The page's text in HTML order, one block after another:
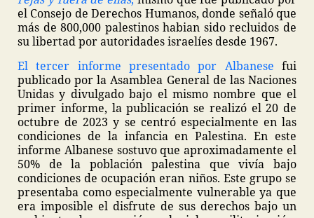
el Consejo de Derechos Humanos, donde señaló que
más de 800,000 palestinos habian sido recluidos de
su libertad por autoridades israelíes desde 1967.
El tercer informe presentado por Albanese fui
publicado por la Asamblea General de las Naciones
Unidas y divulgado bajo el mismo nombre que el
primer informe, la publicación se realizó el 20 de
octubre de 2023 y se centró especialmente en las
condiciones de la infancia en Palestina. En este
informe Albanese sostuvo que aproximadamente el
50% de la población palestina que vivía bajo
condiciones de ocupación eran niños. Este grupo se
presentaba como especialmente vulnerable ya que
era imposible el disfrute de sus derechos bajo un